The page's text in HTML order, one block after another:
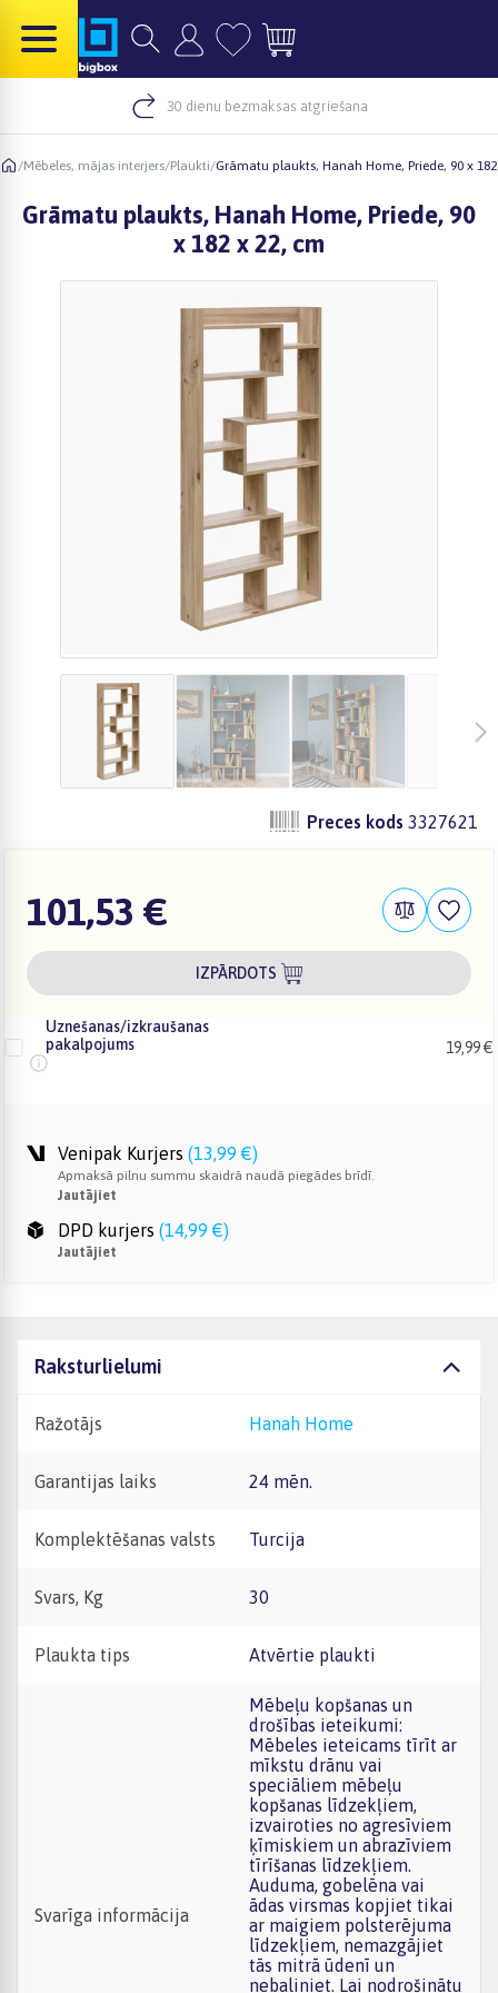
30 dienu bezmaksas atgriešana
/Mēbeles, mājas interjers/Plaukti/Grāmatu plaukts, Hanah Home, Priede, 90 x
Grāmatu plaukts, Hanah Home, Priede, 90
x 182 x 22, cm
Preces kods 3327621
101,53 €
IZPĀRDOTS
Uznešanas/izkraušanas
pakalpojums
19,99 €
Venipak Kurjers (13,99 €)
Apmaksā pilnu summu skaidrā naudā piegādes brīdī.
Jautājiet
DPD kurjers (14,99 €)
Jautājiet
Raksturlielumi
Ražotājs Hanah Home
Garantijas laiks 24 mēn.
Komplektēšanas valsts Turcija
Svars, Kg 30
Plaukta tips Atvērtie plaukti
Svarīga informācija
Mēbeļu kopšanas un
drošības ieteikumi:
Mēbeles ieteicams tīrīt ar
mīkstu drānu vai
speciāliem mēbeļu
kopšanas līdzekļiem,
izvairoties no agresīviem
ķīmiskiem un abrazīviem
tīrīšanas līdzekļiem.
Auduma, gobelēna vai
ādas virsmas kopjiet tikai
ar maigiem polsterējuma
līdzekļiem, nemazgājiet
tās mitrā ūdenī un
nebaliniet. Lai nodrošinātu